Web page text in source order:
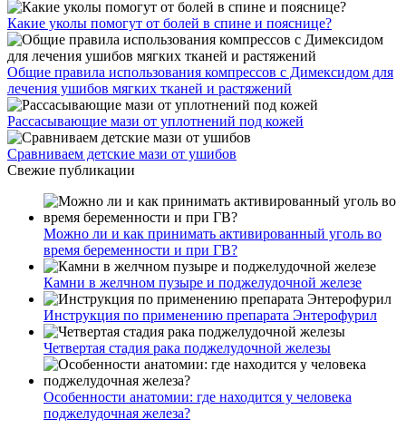
Какие уколы помогут от болей в спине и пояснице?
Общие правила использования компрессов с Димексидом для
лечения ушибов мягких тканей и растяжений
Рассасывающие мази от уплотнений под кожей
Сравниваем детские мази от ушибов
Свежие публикации
Можно ли и как принимать активированный уголь во
время беременности и при ГВ?
Камни в желчном пузыре и поджелудочной железе
Инструкция по применению препарата Энтерофурил
Четвертая стадия рака поджелудочной железы
Особенности анатомии: где находится у человека
поджелудочная железа?